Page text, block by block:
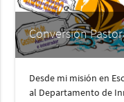
Conversión
Desde mi misión en
al Departamento de